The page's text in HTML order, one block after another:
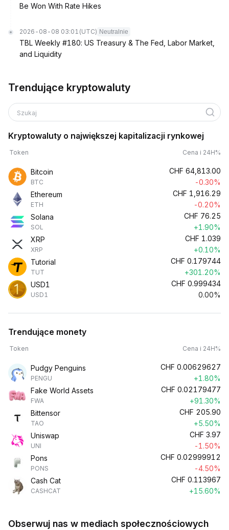
Be Won With Rate Hikes
2026-08-08 03:01 (UTC) Neutralnie
TBL Weekly #180: US Treasury & The Fed, Labor Market,
and Liquidity
Trendujące kryptowaluty
Szukaj
Kryptowaluty o największej kapitalizacji rynkowej
Token Cena i 24H%
Bitcoin
BTC
CHF 64,813.00
-0.30%
Ethereum
ETH
CHF 1,916.29
-0.20%
Solana
SOL
CHF 76.25
+1.90%
XRP
XRP
CHF 1.039
+0.10%
Tutorial
TUT
CHF 0.179744
+301.20%
USD1
USD1
CHF 0.999434
0.00%
Trendujące monety
Token Cena i 24H%
Pudgy Penguins
PENGU
CHF 0.00629627
+1.80%
Fake World Assets
FWA
CHF 0.02179477
+91.30%
Bittensor
TAO
CHF 205.90
+5.50%
Uniswap
UNI
CHF 3.97
-1.50%
Pons
PONS
CHF 0.02999912
-4.50%
Cash Cat
CASHCAT
CHF 0.113967
+15.60%
Obserwuj nas w mediach społecznościowych